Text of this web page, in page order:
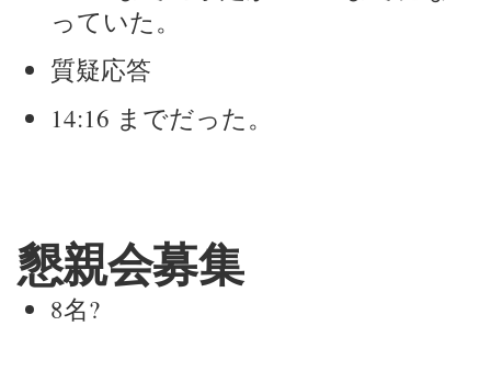
っていた。
質疑応答
14:16 までだった。
懇親会募集
8名?